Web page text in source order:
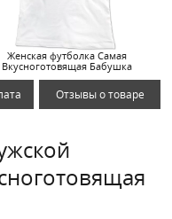
Женская футболка Самая
Вкусноготовящая Бабушка
Отзывы о товаре